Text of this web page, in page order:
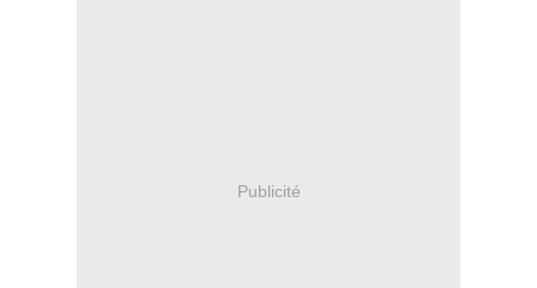
Publicité